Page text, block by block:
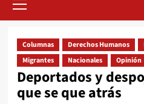
primario
Columnas Derechos Humanos
Migrantes
Nacionales Opinión
Deportados y
que se que atrás